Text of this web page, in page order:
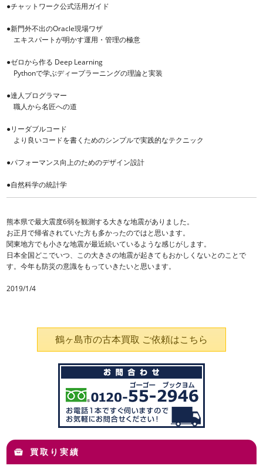
●チャットワーク公式活用ガイド
●新門外不出のOracle現場ワザ
エキスパートが明かす運用・管理の極意
●ゼロから作る Deep Learning
Pythonで学ぶディープラーニングの理論と実装
●達人プログラマー
職人から名匠への道
●リーダブルコード
より良いコードを書くためのシンプルで実践的なテクニック
●パフォーマンス向上のためのデザイン設計
●自然科学の統計学
熊本県で最大震度6弱を観測する大きな地震がありました。
お正月で帰省されていた方も多かったのではと思います。
関東地方でも小さな地震が最近続いているような感じがします。
日本全国どこでいつ、この大きさの地震が起きてもおかしくないとのことで
す。今年も防災の意識をもっていきたいと思います。
2019/1/4
鶴ヶ島市の古本買取 ご依頼はこちら
買取り実績